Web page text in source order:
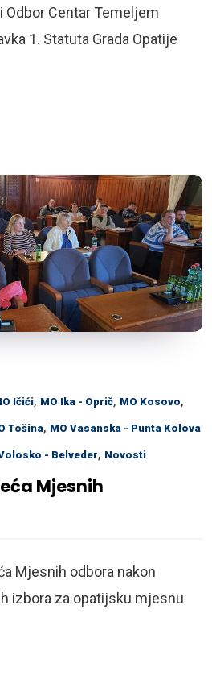
Odbor Centar Temeljem
1. Statuta Grada Opatije
Ičići, MO Ika - Oprič, MO Kosovo,
Tošina, MO Vasanska - Punta Kolova
- Belveder, Novosti
Mjesnih
Mjesnih odbora nakon
izbora za opatijsku mjesnu